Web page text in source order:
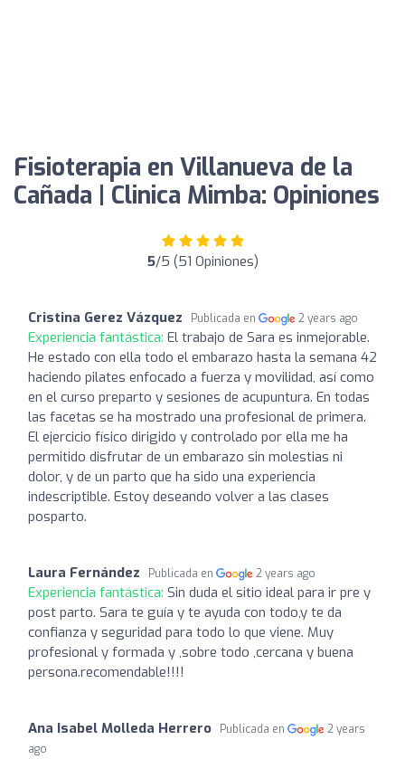
Fisioterapia en Villanueva de la
Cañada | Clinica Mimba: Opiniones
5/5 (51 Opiniones)
Cristina Gerez Vázquez Publicada en 2 years ago
Experiencia fantástica: El trabajo de Sara es inmejorable.
He estado con ella todo el embarazo hasta la semana 42
haciendo pilates enfocado a fuerza y movilidad, así como
en el curso preparto y sesiones de acupuntura. En todas
las facetas se ha mostrado una profesional de primera.
El ejercicio físico dirigido y controlado por ella me ha
permitido disfrutar de un embarazo sin molestias ni
dolor, y de un parto que ha sido una experiencia
indescriptible. Estoy deseando volver a las clases
posparto.
Laura Fernández Publicada en 2 years ago
Experiencia fantástica: Sin duda el sitio ideal para ir pre y
post parto. Sara te guía y te ayuda con todo,y te da
confianza y seguridad para todo lo que viene. Muy
profesional y formada y ,sobre todo ,cercana y buena
persona.recomendable!!!!
Ana Isabel Molleda Herrero Publicada en
2 years
ago